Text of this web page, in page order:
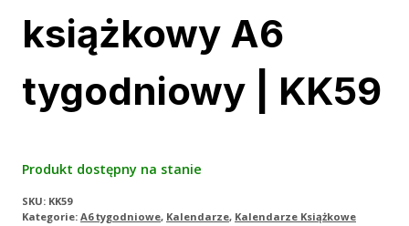
książkowy A6
tygodniowy | KK59
Produkt dostępny na stanie
SKU: KK59
Kategorie: A6 tygodniowe, Kalendarze, Kalendarze Książkowe